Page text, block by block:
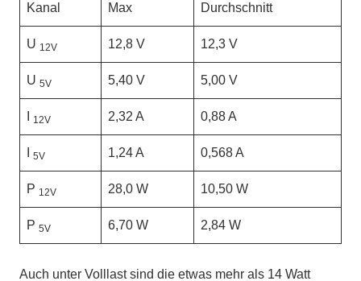
Kanal Max Durchschnitt
U 12V 12,8 V 12,3 V
U 5V 5,40 V 5,00 V
12V 2,32 A 0,88 A
5V 1,24 A 0,568 A
P 12V 28,0 W 10,50 W
P 5V 6,70 W 2,84 W
Auch unter Volllast sind die etwas mehr als 14 Watt